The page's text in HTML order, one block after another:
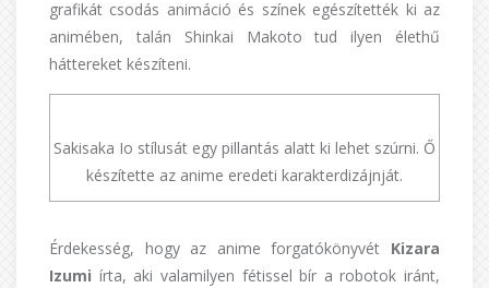
grafikát csodás animáció és színek egészítették ki az
animében, talán Shinkai Makoto tud ilyen élethű
háttereket készíteni.
Sakisaka Io stílusát egy pillantás alatt ki lehet szúrni. Ő
készítette az anime eredeti karakterdizájnját.
Érdekesség, hogy az anime forgatókönyvét Kizara
Izumi írta, aki valamilyen fétissel bír a robotok iránt,